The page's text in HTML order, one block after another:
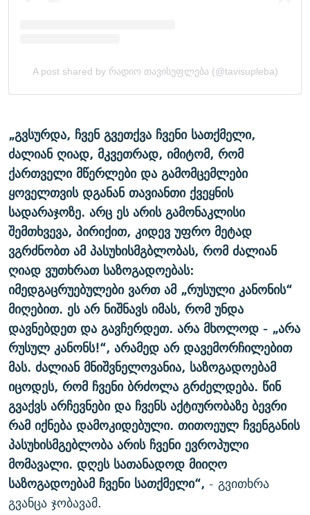
„გვსურდა, ჩვენ გვეთქვა ჩვენი სათქმელი,
ძალიან ღიად, მკვეთრად, იმიტომ, რომ
ქართველი მწერლები და გამომცემლები
ყოველთვის დგანან თავიანთი ქვეყნის
სადარაჯოზე. არც ეს არის გამონაკლისი
შემთხვევა, პირიქით, კიდევ უფრო მეტად
ვგრძნობთ ამ პასუხისმგბლობას, რომ ძალიან
ღიად ვუთხრათ საზოგადოებას:
იმედგაცრუებულები ვართ ამ „რუსული კანონის“
მიღებით. ეს არ ნიშნავს იმას, რომ უნდა
დავნებდეთ და გავჩერდეთ. არა მხოლოდ - „არა
რუსულ კანონს!“, არამედ არ დავემორჩილებით
მას. ძალიან მნიშვნელოვანია, საზოგადოებამ
იცოდეს, რომ ჩვენი ბრძოლა გრძელდება. წინ
გვაქვს არჩევნები და ჩვენს აქტიურობაზე ბევრი
რამ იქნება დამოკიდებული. თითოეულ ჩვენგანის
პასუხისმგებლობა არის ჩვენი ევროპული
მომავალი. დღეს სათანადოდ მიიღო
საზოგადოებამ ჩვენი სათქმელი“, - გვითხრა
გვანცა ჯობავამ.